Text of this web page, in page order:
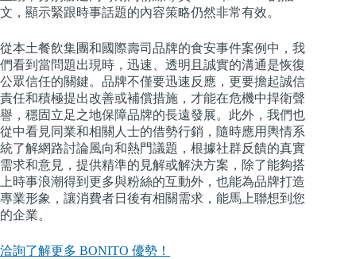
文，顯示緊跟時事話題的內容策略仍然非常有效。
從本土餐飲集團和國際壽司品牌的食安事件案例中，我
們看到當問題出現時，迅速、透明且誠實的溝通是恢復
公眾信任的關鍵。品牌不僅要迅速反應，更要擔起誠信
責任和積極提出改善或補償措施，才能在危機中捍衛聲
譽，穩固立足之地保障品牌的長遠發展。此外，我們也
從中看見同業和相關人士的借勢行銷，隨時應用輿情系
統了解網路討論風向和熱門議題，根據社群反饋的真實
需求和意見，提供精準的見解或解決方案，除了能夠搭
上時事浪潮得到更多與粉絲的互動外，也能為品牌打造
專業形象，讓消費者日後有相關需求，能馬上聯想到您
的企業。
洽詢了解更多 BONITO 優勢！